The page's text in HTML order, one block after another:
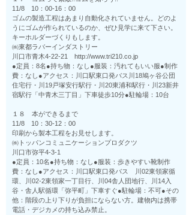
11/8 10：00-16：00
ゴムの製造工程はあまり自動化されていません。どのよ
うにゴムが作られているのか、ぜひ見学に来て下さい。
キーホルダーづくりもします。
㈱東都ラバーインダストリー
川口市青木4-22-21 http://www.tri210.co.jp
●定員：8名●持ち物：なし●服装：汚れてもいい服●制作
費：なし●アクセス：川口駅東口発バス川18鳩ヶ谷公団
住宅行・川19戸塚安行駅行・川20東浦和駅行・川23新井
宿駅行「中青木三丁目」下車徒歩10分●駐輪場：10台
１８ 本ができるまで
11/8 10：30-12：00
印刷から製本工程をお見せします。
㈱トッパンコミュニケーションプロダクツ
川口市弥平4-3-1
●定員：10名●持ち物：なし●服装：歩きやすい靴制作
費：なし●アクセス：川口駅東口発バス 川02東領家循
環、川02-2東領家一丁目行、川04舎人団地行、川14入
谷・舎人駅循環「弥平町」下車すぐ●駐輪場：不可●その
他：階段の上り下りが負担にならない方。建物内は携帯
電話・デジカメの持ち込み禁止。